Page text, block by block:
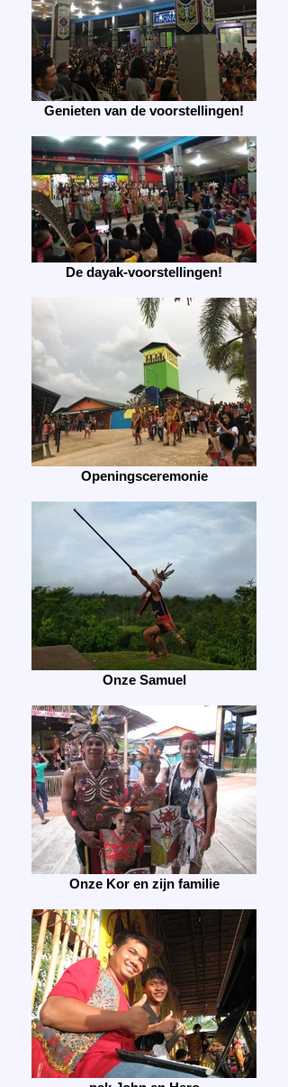
Genieten van de voorstellingen!
De dayak-voorstellingen!
Openingsceremonie
Onze Samuel
Onze Kor en zijn familie